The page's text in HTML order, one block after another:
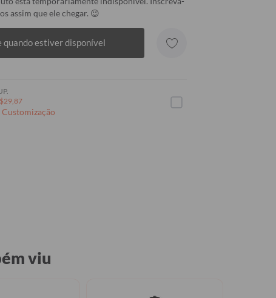
assim que ele chegar. 😉
quando estiver disponível
viu